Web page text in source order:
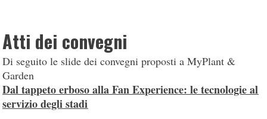
Atti dei convegni
Di seguito le slide dei convegni proposti a MyPlant &
Garden
Dal tappeto erboso alla Fan Experience: le tecnologie al
servizio degli stadi